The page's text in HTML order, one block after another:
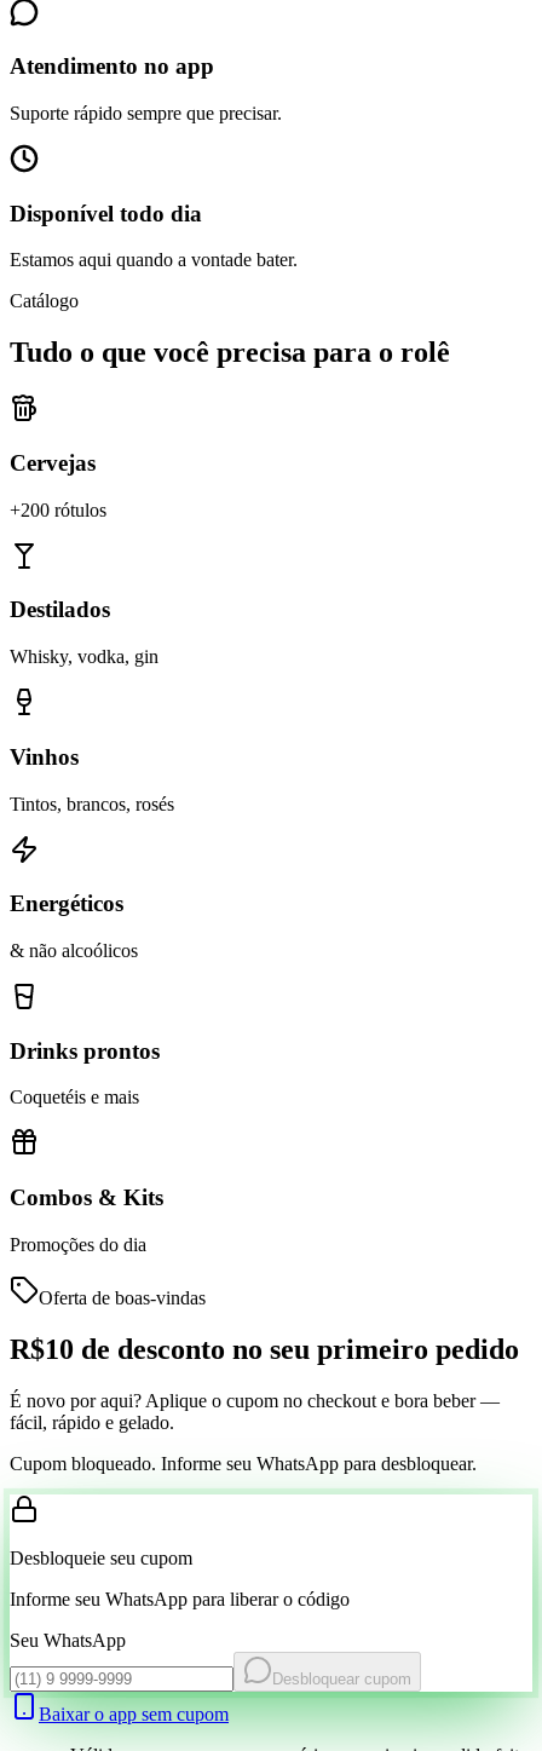
Atendimento no app
Suporte rápido sempre que precisar.
Disponível todo dia
Estamos aqui quando a vontade bater.
Catálogo
Tudo o que você precisa para o rolê
Cervejas
+200 rótulos
Destilados
Whisky, vodka, gin
Vinhos
Tintos, brancos, rosés
Energéticos
& não alcoólicos
Drinks prontos
Coquetéis e mais
Combos & Kits
Promoções do dia
Oferta de boas-vindas
R$10 de desconto no seu primeiro pedido
É novo por aqui? Aplique o cupom no checkout e bora beber —
fácil, rápido e gelado.
Cupom bloqueado. Informe seu WhatsApp para desbloquear.
Desbloqueie seu cupom
Informe seu WhatsApp para liberar o código
Seu WhatsApp
Desbloquear cupom
Baixar o app sem cupom